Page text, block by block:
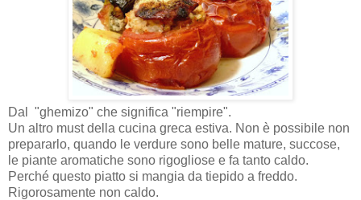
Dal "ghemizo" che significa "riempire".
Un altro must della cucina greca estiva. Non è possibile non
prepararlo, quando le verdure sono belle mature, succose,
le piante aromatiche sono rigogliose e fa tanto caldo.
Perché questo piatto si mangia da tiepido a freddo.
Rigorosamente non caldo.